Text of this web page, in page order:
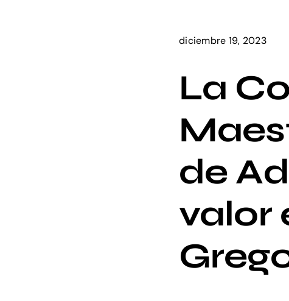
diciembre 19, 2023
La
de
valor